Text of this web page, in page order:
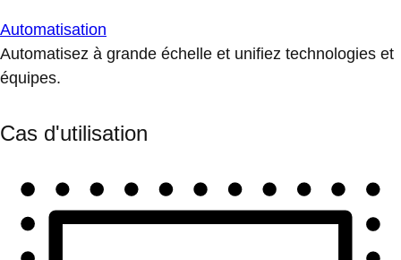
Automatisation
Automatisez à grande échelle et unifiez technologies et
équipes.
Cas d'utilisation